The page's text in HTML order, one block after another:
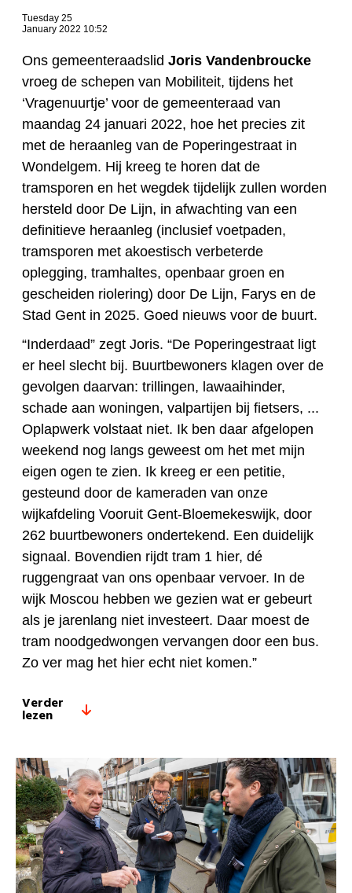
Tuesday 25
January 2022 10:52
Ons gemeenteraadslid Joris Vandenbroucke
vroeg de schepen van Mobiliteit, tijdens het
‘Vragenuurtje’ voor de gemeenteraad van
maandag 24 januari 2022, hoe het precies zit
met de heraanleg van de Poperingestraat in
Wondelgem. Hij kreeg te horen dat de
tramsporen en het wegdek tijdelijk zullen worden
hersteld door De Lijn, in afwachting van een
definitieve heraanleg (inclusief voetpaden,
tramsporen met akoestisch verbeterde
oplegging, tramhaltes, openbaar groen en
gescheiden riolering) door De Lijn, Farys en de
Stad Gent in 2025. Goed nieuws voor de buurt.
“Inderdaad” zegt Joris. “De Poperingestraat ligt
er heel slecht bij. Buurtbewoners klagen over de
gevolgen daarvan: trillingen, lawaaihinder,
schade aan woningen, valpartijen bij fietsers, ...
Oplapwerk volstaat niet. Ik ben daar afgelopen
weekend nog langs geweest om het met mijn
eigen ogen te zien. Ik kreeg er een petitie,
gesteund door de kameraden van onze
wijkafdeling Vooruit Gent-Bloemekeswijk, door
262 buurtbewoners ondertekend. Een duidelijk
signaal. Bovendien rijdt tram 1 hier, dé
ruggengraat van ons openbaar vervoer. In de
wijk Moscou hebben we gezien wat er gebeurt
als je jarenlang niet investeert. Daar moest de
tram noodgedwongen vervangen door een bus.
Zo ver mag het hier echt niet komen.”
Verder
lezen